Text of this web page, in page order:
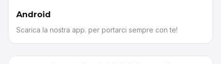
Android
Scarica la nostra app. per portarci sempre con te!